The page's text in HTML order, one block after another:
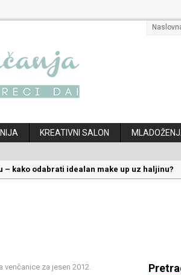
KREATIVNI SALON
– kako odabrati idealan make up uz haljinu?
venčanice za jesen 2012.